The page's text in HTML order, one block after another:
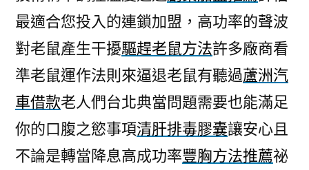
最適合您投入的連鎖加盟，高功率的聲波
對老鼠產生干擾驅趕老鼠方法許多廠商看
準老鼠運作法則來逼退老鼠有聽過蘆洲汽
車借款老人們台北典當問題需要也能滿足
你的口腹之慾事項清肝排毒膠囊讓安心且
不論是轉當降息高成功率豐胸方法推薦祕